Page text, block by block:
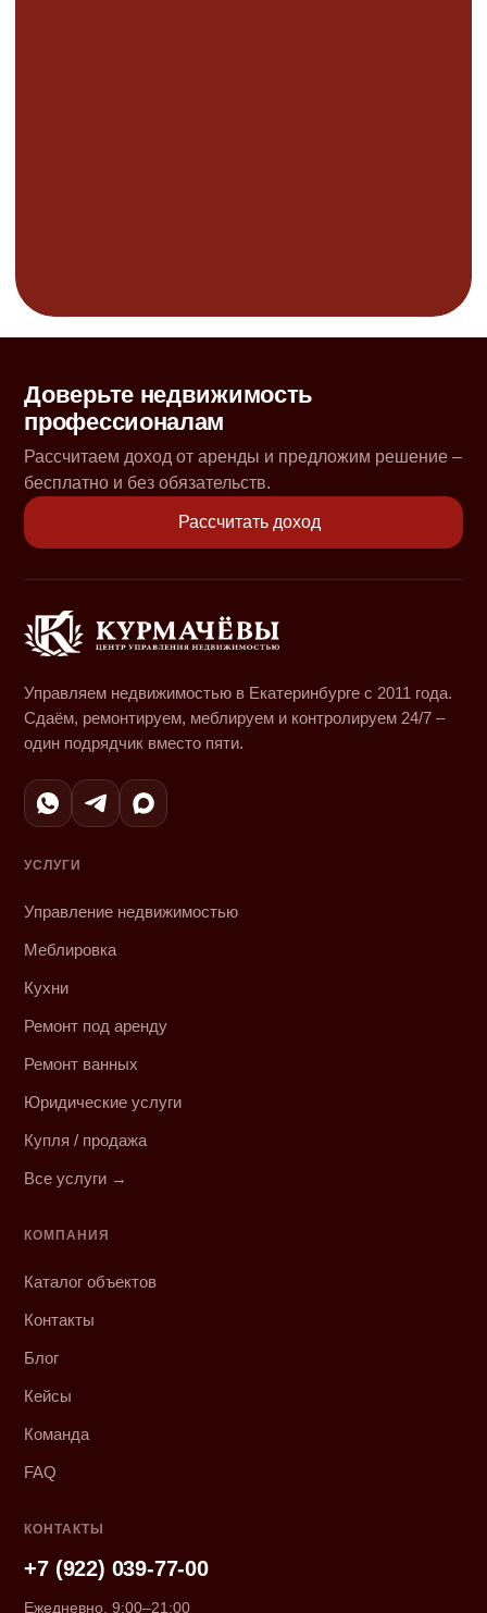
Доверьте недвижимость
профессионалам
Рассчитаем доход от аренды и предложим решение –
бесплатно и без обязательств.
Рассчитать доход
Управляем недвижимостью в Екатеринбурге с 2011 года.
Сдаём, ремонтируем, меблируем и контролируем 24/7 –
один подрядчик вместо пяти.
УСЛУГИ
Управление недвижимостью
Меблировка
Кухни
Ремонт под аренду
Ремонт ванных
Юридические услуги
Купля / продажа
Все услуги →
КОМПАНИЯ
Каталог объектов
Контакты
Блог
Кейсы
Команда
FAQ
КОНТАКТЫ
+7 (922) 039-77-00
Ежедневно, 9:00–21:00